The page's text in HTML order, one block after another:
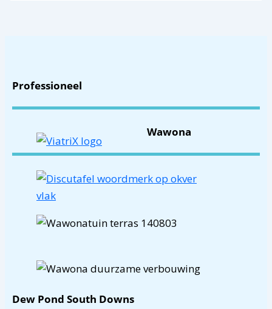
Professioneel
Wawona
Dew Pond South Downs